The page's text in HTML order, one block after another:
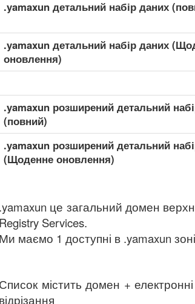
.yamaxun детальний набір даних
.yamaxun детальний набір даних
оновлення)
.yamaxun розширений детальний
(повний)
.yamaxun розширений детальний
(Щоденне оновлення)
.yamaxun це загальний домен
Registry Services.
Ми маємо 1 доступні в .yamaxun
Список містить домен +
відрізання